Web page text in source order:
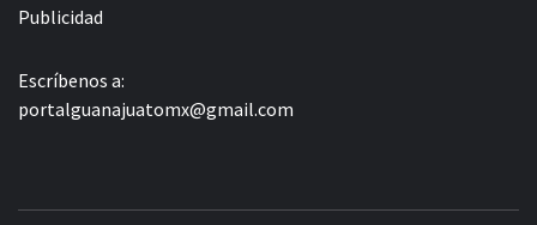
Publicidad
Escríbenos a:
portalguanajuatomx@gmail.com